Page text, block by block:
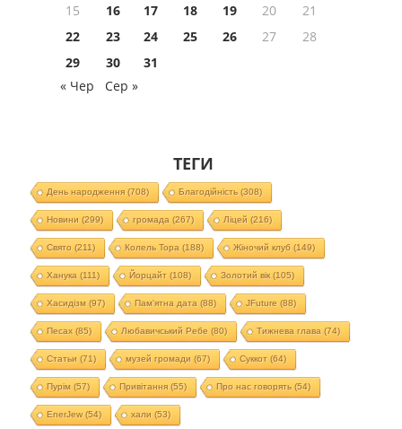
15
16 17 18 19 20
21
22
23 24 25 26 27
28
29
30
31
« Чер
Сер »
ТЕГИ
День народження(708) Благодійність (308)
Новини (299) громада (267) Ліцей (216)
Свято (211) Колель Тора (188) Жіночий клуб (149)
Ханука (111) Йорцайт (108) Золотий вік(105)
Хасидізм (97) Пам'ятна дата (88) JFuture (88)
Песах(85) Любавичський Ребе (80) Тижнева глава (74)
Статьи (71) музей громади (67) Суккот (64)
Пурім (57) Привітання(55) Про нас говорять (54)
EnerJew(54) хали (53)